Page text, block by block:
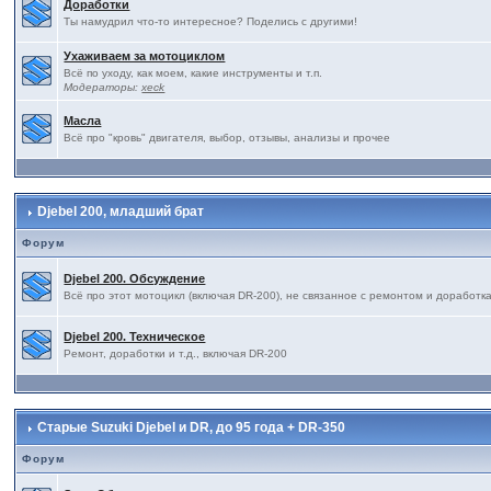
Доработки
Ты намудрил что-то интересное? Поделись с другими!
Ухаживаем за мотоциклом
Всё по уходу, как моем, какие инструменты и т.п.
Модераторы: xeck
Масла
Всё про "кровь" двигателя, выбор, отзывы, анализы и прочее
Djebel 200, младший брат
Форум
Djebel 200. Обсуждение
Всё про этот мотоцикл (включая DR-200), не связанное с ремонтом и
Djebel 200. Техническое
Ремонт, доработки и т.д., включая DR-200
Старые Suzuki Djebel и DR, до 95 года + DR-350
Форум